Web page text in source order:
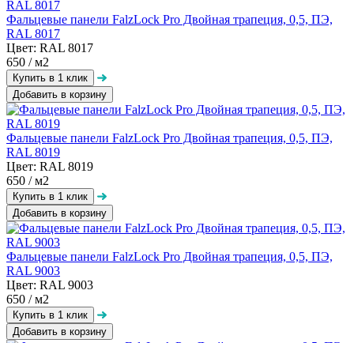
Фальцевые панели FalzLock Pro Двойная трапеция, 0,5, ПЭ,
RAL 8017
Цвет: RAL 8017
650 / м2
Добавить в корзину
Фальцевые панели FalzLock Pro Двойная трапеция, 0,5, ПЭ,
RAL 8019
Цвет: RAL 8019
650 / м2
Добавить в корзину
Фальцевые панели FalzLock Pro Двойная трапеция, 0,5, ПЭ,
RAL 9003
Цвет: RAL 9003
650 / м2
Добавить в корзину